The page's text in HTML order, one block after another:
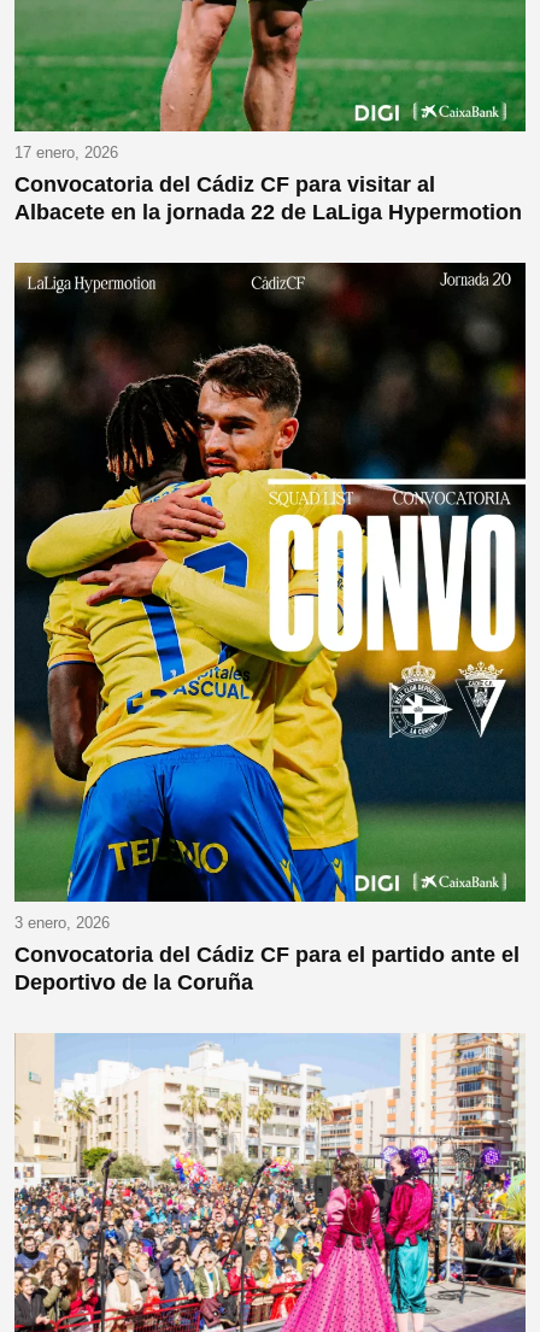
17 enero, 2026
Convocatoria del Cádiz CF para visitar al
Albacete en la jornada 22 de LaLiga Hypermotion
3 enero, 2026
Convocatoria del Cádiz CF para el partido ante el
Deportivo de la Coruña